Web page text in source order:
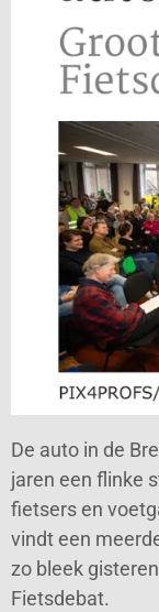
De auto in de
jaren een flinke
fietsers en
vindt een
zo bleek
Fietsdebat.